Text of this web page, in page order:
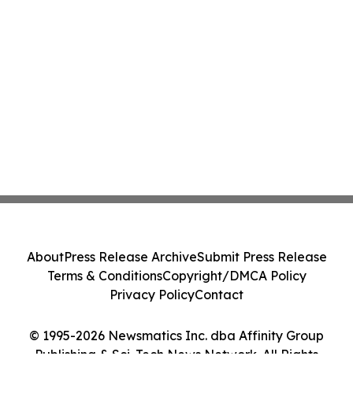
© 1995-2026 Newsmatics Inc. dba Affinity Group
Publishing & Sci-Tech News Network. All Rights
AboutPress Release ArchiveSubmit Press Release
Terms & ConditionsCopyright/DMCA Policy
Privacy PolicyContact